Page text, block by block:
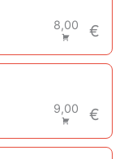
8,00 €
9,00 €